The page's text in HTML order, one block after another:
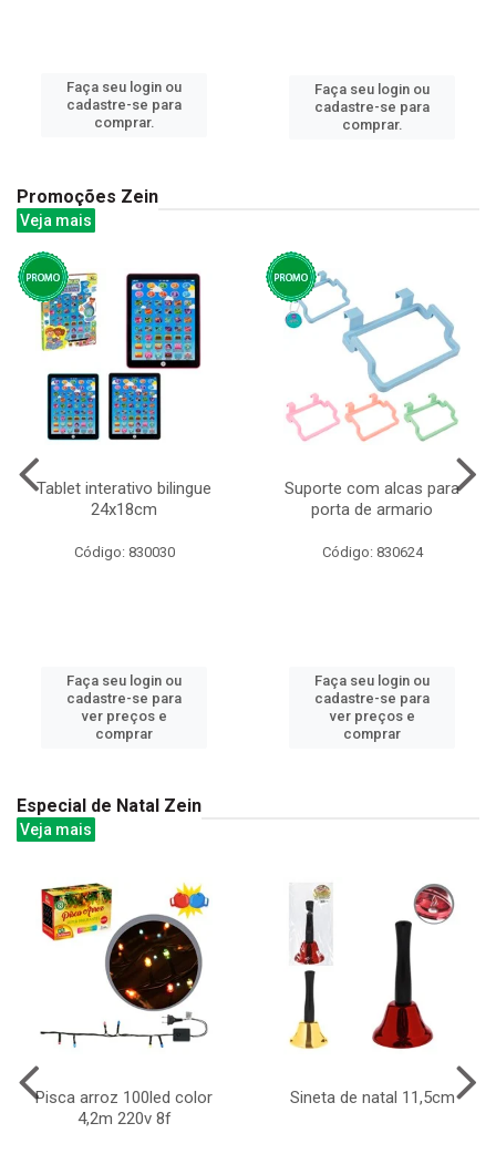
Faça seu login ou
cadastre-se para
comprar.
Faça seu login ou
cadastre-se para
comprar.
Promoções Zein
Veja mais
Tablet interativo bilingue
24x18cm
Código: 830030
Faça seu login ou
cadastre-se para
ver preços e
comprar
Suporte com alcas para
porta de armario
Código: 830624
Faça seu login ou
cadastre-se para
ver preços e
comprar
Especial de Natal Zein
Veja mais
Pisca arroz 100led color
4,2m 220v 8f
Sineta de natal 11,5cm